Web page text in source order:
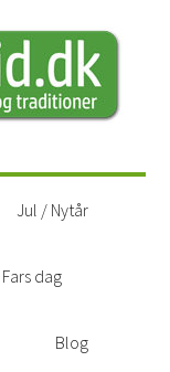
Jul / Nytår
Fars dag
Blog